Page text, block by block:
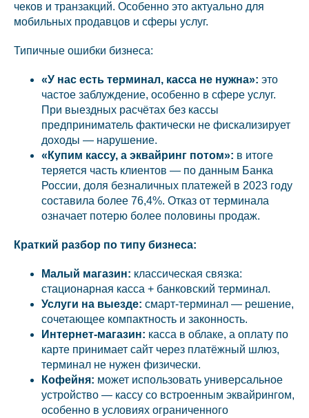
чеков и транзакций. Особенно это актуально для
мобильных продавцов и сферы услуг.
Типичные ошибки бизнеса:
«У нас есть терминал, касса не нужна»: это
частое заблуждение, особенно в сфере услуг.
При выездных расчётах без кассы
предприниматель фактически не фискализирует
доходы — нарушение.
«Купим кассу, а эквайринг потом»: в итоге
теряется часть клиентов — по данным Банка
России, доля безналичных платежей в 2023 году
составила более 76,4%. Отказ от терминала
означает потерю более половины продаж.
Краткий разбор по типу бизнеса:
Малый магазин: классическая связка:
стационарная касса + банковский терминал.
Услуги на выезде: смарт-терминал — решение,
сочетающее компактность и законность.
Интернет-магазин: касса в облаке, а оплату по
карте принимает сайт через платёжный шлюз,
терминал не нужен физически.
Кофейня: может использовать универсальное
устройство — кассу со встроенным эквайрингом,
особенно в условиях ограниченного